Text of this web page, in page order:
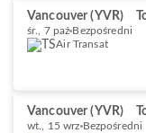
Vancouver (YVR)
śr., 7 paź Bezpośredni
Air Transat
Vancouver (YVR)
wt., 15 wrz Bezpośredni